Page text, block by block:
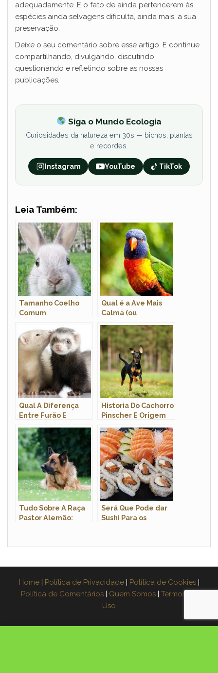
adequadamente. E o fato de ainda pertencerem às
espécies ainda selvagens dificulta, ainda mais, a sua
preservação.
Deixe o seu comentário sobre esse artigo. E continue
compartilhando, divulgando, discutindo,
questionando e refletindo sobre as nossas
publicações.
Siga o Mundo Ecologia
Curiosidades da natureza em 30s — bichos, plantas
e recordes.
Instagram YouTube TikTok
Leia Também:
Tamanho Coelho
Comum
Qual é a Ave Mais
Calma (ou
e do Brasil
Qual A Diferença
Entre Furão E
Ferret!
Historia Do Cachorro
Pinscher E Origem
Tudo Sobre A Raça
Pastor Alemão:
Será Que Pode dar
Sushi Para os
Home | Política de Privacidade | Política de Cookies |
Política de Comentários | Quem Somos | Termos de
Uso